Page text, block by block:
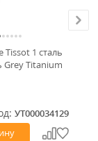
1 сталь
Grey Titanium
УТ000034129